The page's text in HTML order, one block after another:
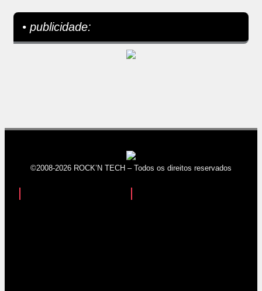
• publicidade:
©2008-2026 ROCK’N TECH – Todos os direitos reservados